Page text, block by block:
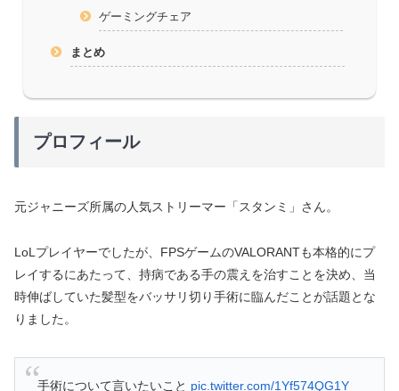
ゲーミングチェア
まとめ
プロフィール
元ジャニーズ所属の人気ストリーマー「スタンミ」さん。
LoLプレイヤーでしたが、FPSゲームのVALORANTも本格的にプ
レイするにあたって、持病である手の震えを治すことを決め、当
時伸ばしていた髪型をバッサリ切り手術に臨んだことが話題とな
りました。
手術について言いたいこと pic.twitter.com/1Yf574QG1Y